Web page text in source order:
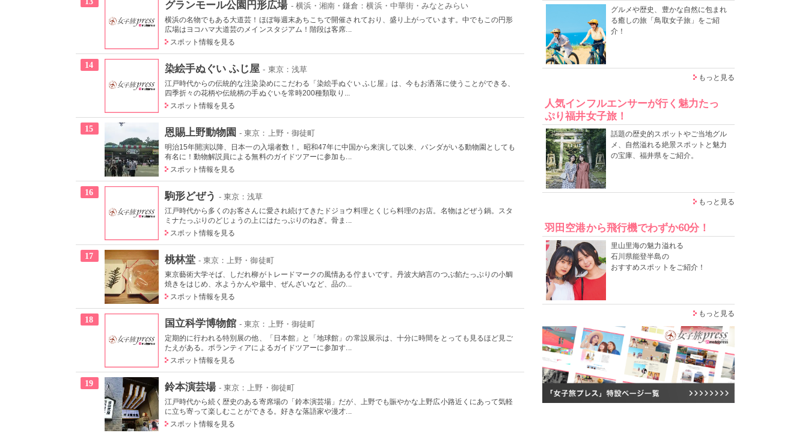
グランモール公園円形広場 - 横浜・湘南・鎌倉：横浜・中華街・みなとみらい
横浜の名物でもある大道芸！ほぼ毎週末あちこちで開催されており、盛り上がっています。中でもこの円形
広場はヨコハマ大道芸のメインスタジアム！階段は客席...
スポット情報を見る
14 染絵手ぬぐい ふじ屋 - 東京：浅草
江戸時代からの伝統的な注染染めにこだわる「染絵手ぬぐい ふじ屋」は、今もお洒落に使うことができる、
四季折々の花柄や伝統柄の手ぬぐいを常時200種類取り...
スポット情報を見る
15 恩賜上野動物園 - 東京：上野・御徒町
明治15年開演以降、日本一の入場者数！。昭和47年に中国から来演して以来、パンダがいる動物園としても
有名に！動物解説員による無料のガイドツアーに参加も...
スポット情報を見る
16 駒形どぜう - 東京：浅草
江戸時代から多くのお客さんに愛され続けてきたドジョウ料理とくじら料理のお店。名物はどぜう鍋。スタ
ミナたっぷりのどじょうの上にはたっぷりのねぎ。骨ま...
スポット情報を見る
17 桃林堂 - 東京：上野・御徒町
東京藝術大学そば、しだれ柳がトレードマークの風情ある佇まいです。丹波大納言のつぶ餡たっぷりの小鯛
焼きをはじめ、水ようかんや最中、ぜんざいなど、品の...
スポット情報を見る
18 国立科学博物館 - 東京：上野・御徒町
定期的に行われる特別展の他、「日本館」と「地球館」の常設展示は、十分に時間をとっても見るほど見ご
たえがある。ボランティアによるガイドツアーに参加す...
スポット情報を見る
19 鈴本演芸場 - 東京：上野・御徒町
江戸時代から続く歴史のある寄席場の「鈴本演芸場」だが、上野でも賑やかな上野広小路近くにあって気軽
に立ち寄って楽しむことができる。好きな落語家や漫才...
スポット情報を見る
グルメや歴史、豊かな自然に包まれ
る癒しの旅「鳥取女子旅」をご紹
介！
もっと見る
人気インフルエンサーが行く魅力たっ
ぷり福井女子旅！
話題の歴史的スポットやご当地グル
メ、自然溢れる絶景スポットと魅力
の宝庫、福井県をご紹介。
もっと見る
羽田空港から飛行機でわずか60分！
里山里海の魅力溢れる
石川県能登半島の
おすすめスポットをご紹介！
もっと見る